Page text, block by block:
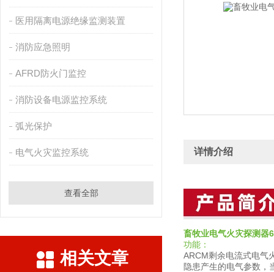
医用隔离电源绝缘监测装置
消防应急照明
AFRD防火门监控
消防设备电源监控系统
弧光保护
电气火灾监控系统
查看全部
相关文章
详情介绍
畜牧业电气火灾探测器
功能：
ARCM剩余电流式电气
隐患产生的电气参数，